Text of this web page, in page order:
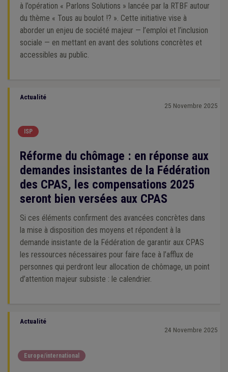
à l’opération « Parlons Solutions » lancée par la RTBF autour
du thème « Tous au boulot !? ». Cette initiative vise à
aborder un enjeu de société majeur — l’emploi et l’inclusion
sociale — en mettant en avant des solutions concrètes et
accessibles au public.
Actualité
25 Novembre 2025
ISP
Réforme du chômage : en réponse aux
demandes insistantes de la Fédération
des CPAS, les compensations 2025
seront bien versées aux CPAS
Si ces éléments confirment des avancées concrètes dans
la mise à disposition des moyens et répondent à la
demande insistante de la Fédération de garantir aux CPAS
les ressources nécessaires pour faire face à l’afflux de
personnes qui perdront leur allocation de chômage, un point
d’attention majeur subsiste : le calendrier.
Actualité
24 Novembre 2025
Europe/international